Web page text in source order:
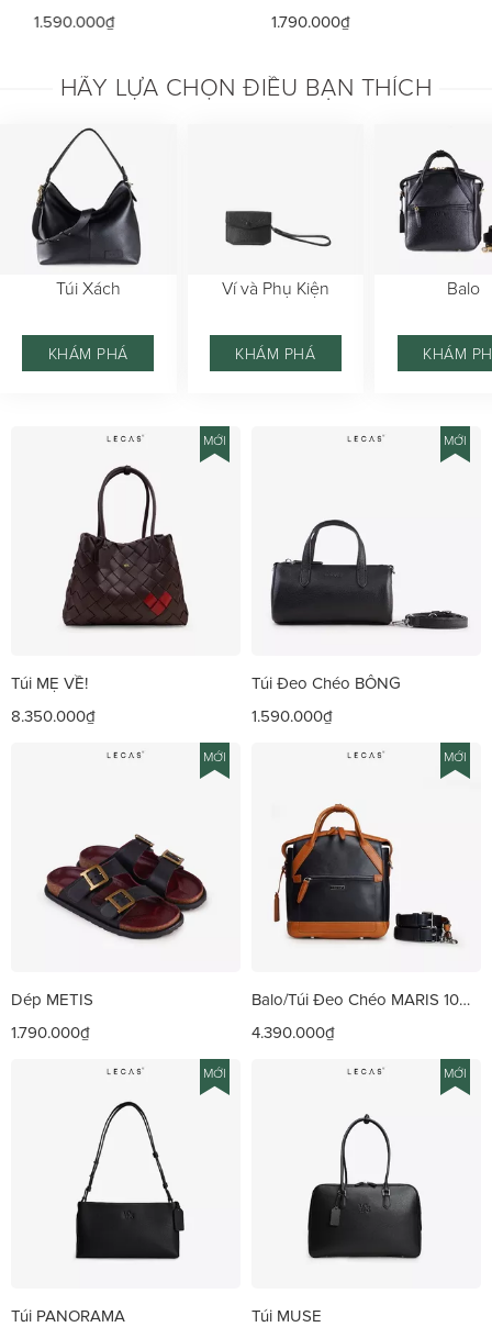
1.590.000₫
1.790.000₫
HÃY LỰA CHỌN ĐIỀU BẠN THÍCH
Túi Xách
KHÁM PHÁ
Ví và Phụ Kiện
KHÁM PHÁ
Balo
KHÁM
MỚI
Túi MẸ VỀ!
8.350.000₫
MỚI
Túi Đeo Chéo BÔNG
1.590.000₫
MỚI
Dép METIS
1.790.000₫
MỚI
Balo/Túi Đeo Chéo MARIS 10
Vachetta
4.390.000₫
MỚI
Túi PANORAMA
MỚI
Túi MUSE